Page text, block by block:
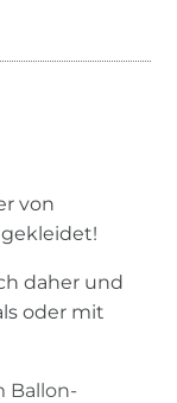
von
daher und
oder mit
Ballon-